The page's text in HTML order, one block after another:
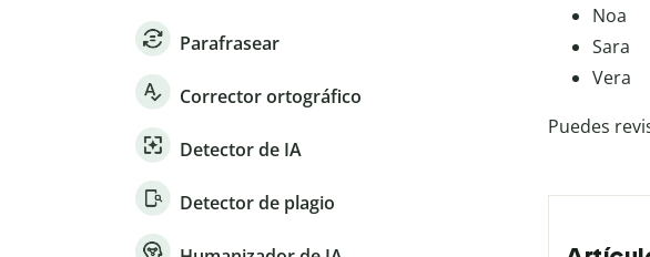
Parafrasear
Corrector ortográfico
Detector de IA
Detector de plagio
Noa
Sara
Vera
Puedes